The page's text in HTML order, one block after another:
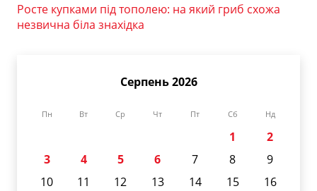
Росте купками під тополею: на який гриб схожа
незвична біла знахідка
Серпень 2026
Пн Вт Ср Чт Пт Сб Нд
1
2
3
4 5 6 7 8
9
10
11 12 13 14 15
16